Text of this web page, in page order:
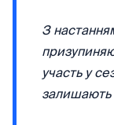
З
участь у
залишають